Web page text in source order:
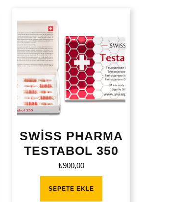
SWİSS PHARMA
TESTABOL 350
₺900,00
SEPETE EKLE